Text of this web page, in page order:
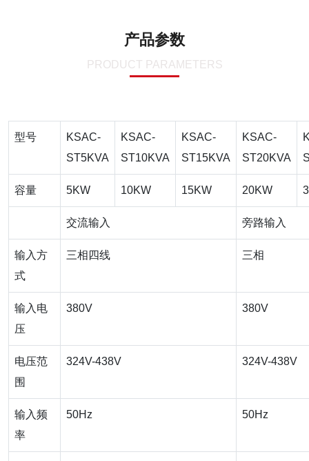
产品参数
PRODUCT PARAMETERS
型号
KSAC-
ST5KVA
KSAC-
ST10KVA
KSAC-
ST15KVA
KSAC-
ST20KVA
容量 5KW 10KW 15KW 20KW
交流输入 旁路输入
输入方
式
三相四线 三相
输入电
压
380V 380V
电压范
围
324V-438V 324V-438V
输入频
率
50Hz 50Hz